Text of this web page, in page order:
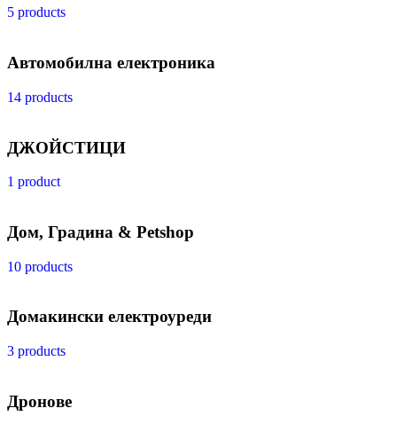
5 products
Автомобилна електроника
14 products
ДЖОЙСТИЦИ
1 product
Дом, Градина & Petshop
10 products
Домакински електроуреди
3 products
Дронове